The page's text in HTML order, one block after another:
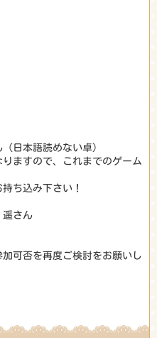
本語読めない卓）
ので、これまでのゲーム
ち込み下さい！
さん
可否を再度ご検討をお願いし